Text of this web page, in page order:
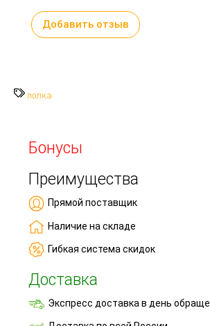
Добавить отзыв
полка
Бонусы
Преимущества
Прямой поставщик
Наличие на складе
Гибкая система скидок
Доставка
Экспресс доставка в день